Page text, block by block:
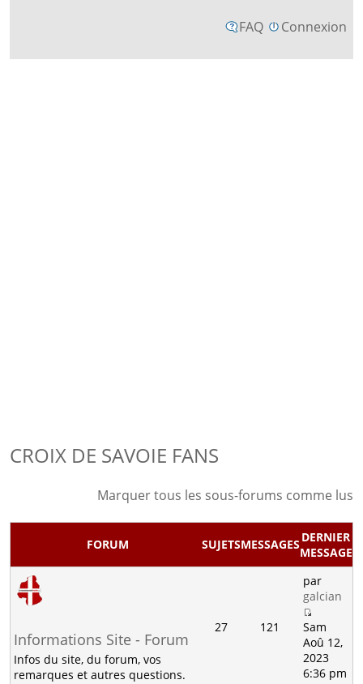
FAQ Connexion
CROIX DE SAVOIE FANS
Marquer tous les sous-forums comme lus
FORUM SUJETSMESSAGES DERNIER
MESSAGE
Informations Site - Forum
Infos du site, du forum, vos
remarques et autres questions.
27 121
par
galcian
Sam
Aoû 12,
2023
6:36 pm